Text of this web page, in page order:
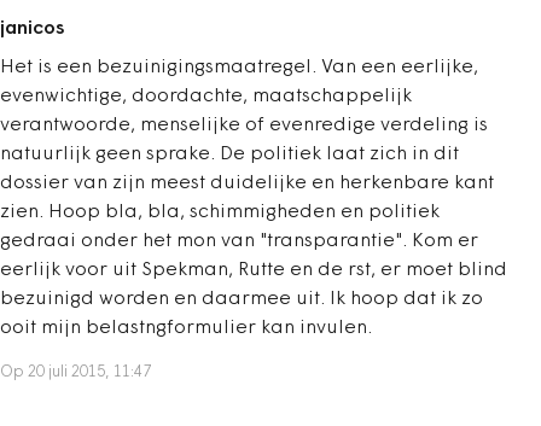
janicos
Het is een bezuinigingsmaatregel. Van een eerlijke,
evenwichtige, doordachte, maatschappelijk
verantwoorde, menselijke of evenredige verdeling is
natuurlijk geen sprake. De politiek laat zich in dit
dossier van zijn meest duidelijke en herkenbare kant
zien. Hoop bla, bla, schimmigheden en politiek
gedraai onder het mon van "transparantie". Kom er
eerlijk voor uit Spekman, Rutte en de rst, er moet blind
bezuinigd worden en daarmee uit. Ik hoop dat ik zo
ooit mijn belastngformulier kan invulen.
Op 20 juli 2015, 11:47